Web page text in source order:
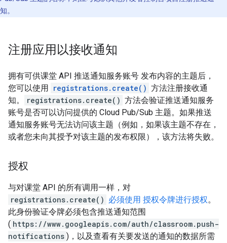
知。
注册应用以接收通知
拥有可供课堂 API 推送通知服务账号 发布内容的主题后，
您可以使用 registrations.create() 方法注册接收通
知。
registrations.create() 方法会验证推送通知服务
账号是否可以访问提供的 Cloud Pub/Sub 主题。如果推送
通知服务账号无法访问该主题（例如，如果该主题不存在，
或者您未向其授予对该主题的发布权限），该方法将失败。
授权
与对课堂 API 的所有调用一样，对
registrations.create() 必须使用 授权令牌进行授权。
此身份验证令牌必须包含推送通知范围
( https://www.googleapis.com/auth/classroom.push-
notifications )，以及查看有关要发送的通知的数据所需